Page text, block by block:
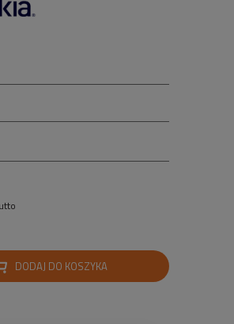
DODAJ DO KOSZYKA